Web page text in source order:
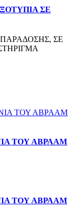
ΣΕ
ΣΕ
ΤΟΥ ΑΒΡΑΑΜ
ΤΟΥ ΑΒΡΑΑΜ